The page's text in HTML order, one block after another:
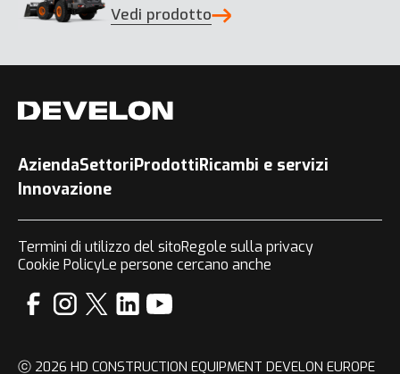
Vedi prodotto
AziendaSettoriProdottiRicambi e servizi
Innovazione
Termini di utilizzo del sitoRegole sulla privacy
Cookie PolicyLe persone cercano anche
ⓒ 2026 HD CONSTRUCTION EQUIPMENT DEVELON EUROPE